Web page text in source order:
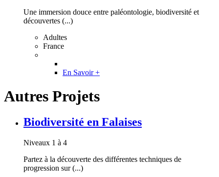
Une immersion douce entre paléontologie, biodiversité et
découvertes (...)
Adultes
France
En Savoir +
Autres Projets
Biodiversité en Falaises
Niveaux 1 à 4
Partez à la découverte des différentes techniques de
progression sur (...)